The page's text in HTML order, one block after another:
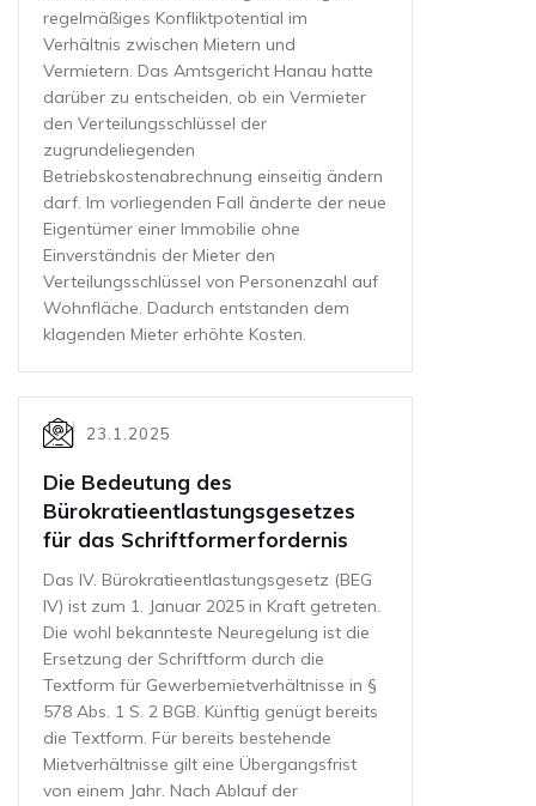
regelmäßiges Konfliktpotential im
Verhältnis zwischen Mietern und
Vermietern. Das Amtsgericht Hanau hatte
darüber zu entscheiden, ob ein Vermieter
den Verteilungsschlüssel der
zugrundeliegenden
Betriebskostenabrechnung einseitig ändern
darf. Im vorliegenden Fall änderte der neue
Eigentümer einer Immobilie ohne
Einverständnis der Mieter den
Verteilungsschlüssel von Personenzahl auf
Wohnfläche. Dadurch entstanden dem
klagenden Mieter erhöhte Kosten.
23.1.2025
Die Bedeutung des
Bürokratieentlastungsgesetzes
für das Schriftformerfordernis
Das IV. Bürokratieentlastungsgesetz (BEG
IV) ist zum 1. Januar 2025 in Kraft getreten.
Die wohl bekannteste Neuregelung ist die
Ersetzung der Schriftform durch die
Textform für Gewerbemietverhältnisse in §
578 Abs. 1 S. 2 BGB. Künftig genügt bereits
die Textform. Für bereits bestehende
Mietverhältnisse gilt eine Übergangsfrist
von einem Jahr. Nach Ablauf der